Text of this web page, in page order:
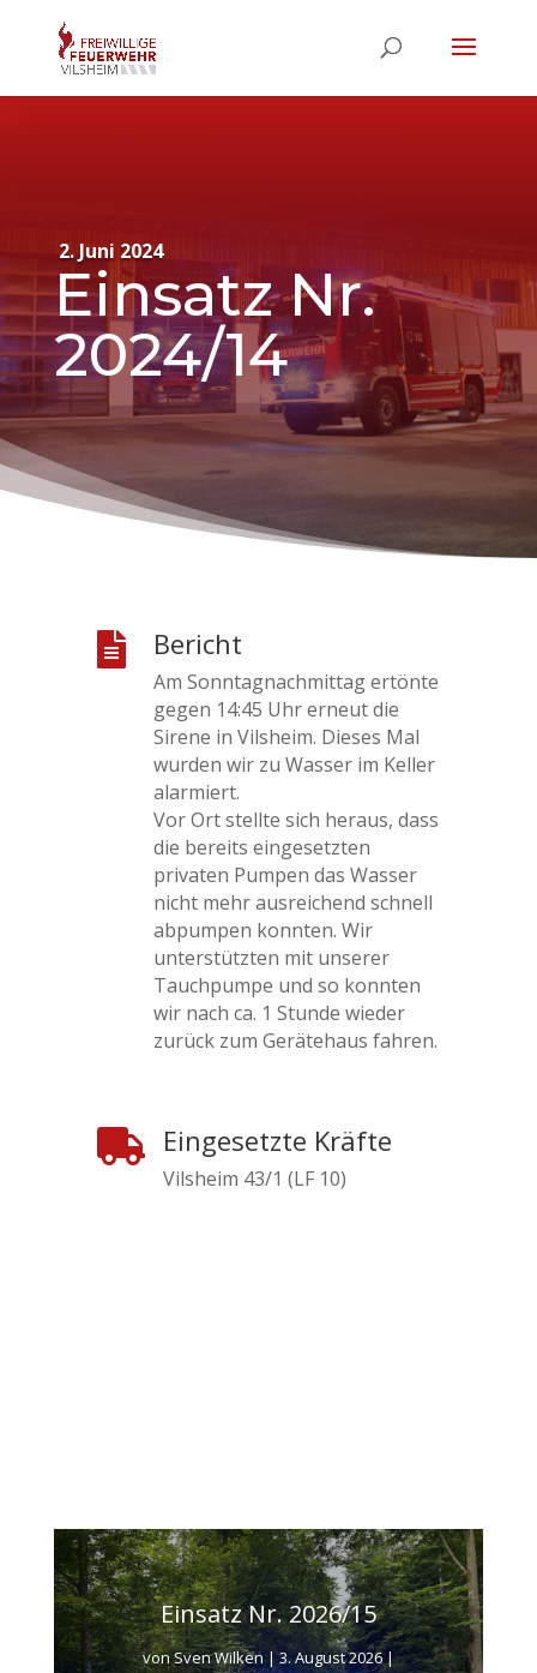
2. Juni 2024
Einsatz Nr.
2024/14
 Bericht
Am Sonntagnachmittag ertönte
gegen 14:45 Uhr erneut die
Sirene in Vilsheim. Dieses Mal
wurden wir zu Wasser im Keller
alarmiert.
Vor Ort stellte sich heraus, dass
die bereits eingesetzten
privaten Pumpen das Wasser
nicht mehr ausreichend schnell
abpumpen konnten. Wir
unterstützten mit unserer
Tauchpumpe und so konnten
wir nach ca. 1 Stunde wieder
zurück zum Gerätehaus fahren.
 Eingesetzte Kräfte
Vilsheim 43/1 (LF 10)
Einsatz Nr. 2026/15
vonSven Wilken|3. August 2026|